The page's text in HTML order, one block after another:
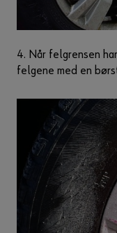
4. Når felgrensen
felgene med en